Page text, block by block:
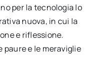
per la tecnologia lo
nuova, in cui la
e riflessione.
paure e le meraviglie